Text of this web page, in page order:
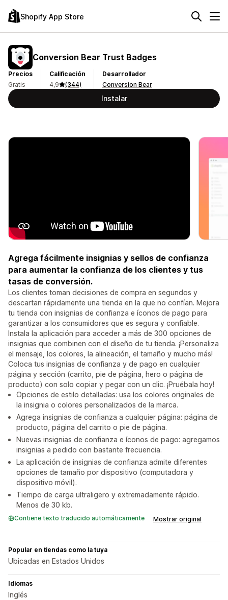
Shopify App Store
Conversion Bear Trust Badges
Precios
Gratis
Calificación
4,9
(344)
Desarrollador
Conversion Bear
Instalar
Agrega fácilmente insignias y sellos de confianza
para aumentar la confianza de los clientes y tus
tasas de conversión.
Los clientes toman decisiones de compra en segundos y
descartan rápidamente una tienda en la que no confían. Mejora
tu tienda con insignias de confianza e íconos de pago para
garantizar a los consumidores que es segura y confiable.
Instala la aplicación para acceder a más de 300 opciones de
insignias que combinen con el diseño de tu tienda. ¡Personaliza
el mensaje, los colores, la alineación, el tamaño y mucho más!
Coloca tus insignias de confianza y de pago en cualquier
página y sección (carrito, pie de página, hero o página de
producto) con solo copiar y pegar con un clic. ¡Pruébala hoy!
Opciones de estilo detalladas: usa los colores originales de
la insignia o colores personalizados de la marca.
Agrega insignias de confianza a cualquier página: página de
producto, página del carrito o pie de página.
Nuevas insignias de confianza e íconos de pago: agregamos
insignias a pedido con bastante frecuencia.
La aplicación de insignias de confianza admite diferentes
opciones de tamaño por dispositivo (computadora y
dispositivo móvil).
Tiempo de carga ultraligero y extremadamente rápido.
Menos de 30 kb.
Contiene texto traducido automáticamente Mostrar original
Popular en tiendas como la tuya
Ubicadas en Estados Unidos
Idiomas
Inglés